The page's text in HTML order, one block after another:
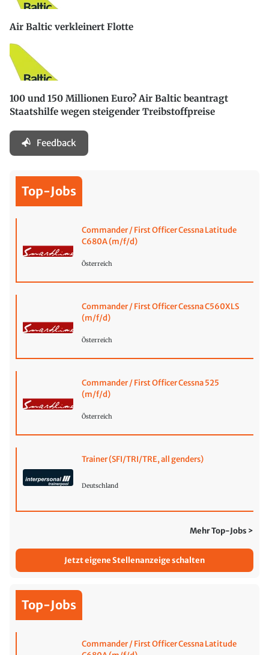
Air Baltic verkleinert Flotte
100 und 150 Millionen Euro? Air Baltic beantragt
Staatshilfe wegen steigender Treibstoffpreise
Feedback
Top-Jobs
Commander / First Officer Cessna Latitude
C680A (m/f/d)
Österreich
Commander / First Officer Cessna C560XLS
(m/f/d)
Österreich
Commander / First Officer Cessna 525
(m/f/d)
Österreich
Trainer (SFI/TRI/TRE, all genders)
Deutschland
Mehr Top-Jobs >
Jetzt eigene Stellenanzeige schalten
Top-Jobs
Commander / First Officer Cessna Latitude